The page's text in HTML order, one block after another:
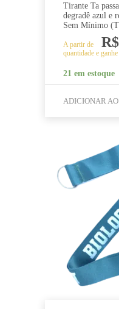
Tirante Ta
degradê azul e
Sem Mínimo
A partir de R$
quantidade e
21 em estoque
ADICIONAR